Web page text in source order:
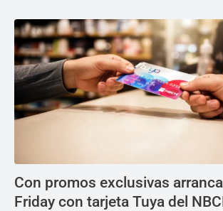
Con promos exclusivas
Friday con tarjeta Tuya del